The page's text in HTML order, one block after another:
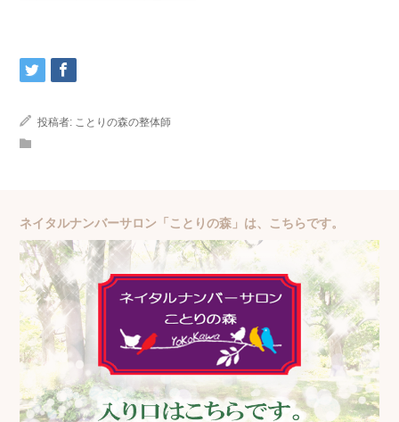
投稿者: ことりの森の整体師
ネイタルナンバーサロン「ことりの森」は、こちらです。